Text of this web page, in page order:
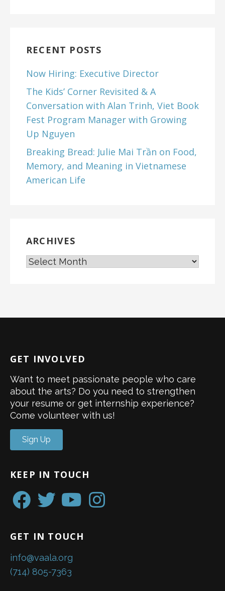
RECENT POSTS
Now Hiring: Executive Director
The Kids’ Corner Revisited & A
Conversation with Alan Trinh, Viet Book
Fest Program Manager with Growing
Up Nguyen
Breaking Bread: Julie Mai Trần on Food,
Memory, and Meaning in Vietnamese
American Life
ARCHIVES
GET INVOLVED
Want to meet passionate people who care
about the arts? Do you need to strengthen
your resume or get internship experience?
Come volunteer with us!
Sign Up
KEEP IN TOUCH
GET IN TOUCH
info@vaala.org
(714) 805-7363